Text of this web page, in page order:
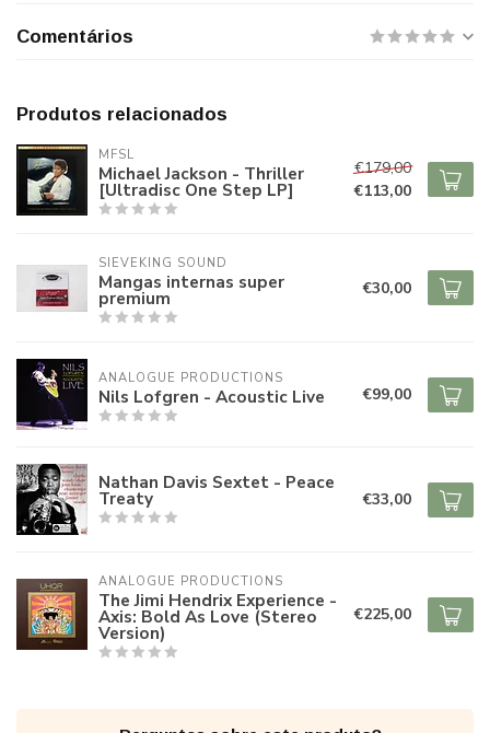
Comentários
Produtos relacionados
MFSL
Michael Jackson - Thriller
[Ultradisc One Step LP]
€179,00
€113,00
SIEVEKING SOUND
Mangas internas super
premium €30,00
ANALOGUE PRODUCTIONS
Nils Lofgren - Acoustic Live €99,00
Nathan Davis Sextet - Peace
Treaty €33,00
ANALOGUE PRODUCTIONS
The Jimi Hendrix Experience -
Axis: Bold As Love (Stereo
Version)
€225,00